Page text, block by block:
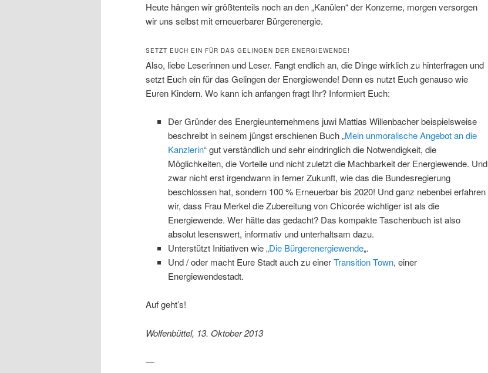
Heute hängen wir größtenteils noch an den „Kanülen“ der Konzerne, morgen versorgen
wir uns selbst mit erneuerbarer Bürgerenergie.
SETZT EUCH EIN FÜR DAS GELINGEN DER ENERGIEWENDE!
Also, liebe Leserinnen und Leser. Fangt endlich an, die Dinge wirklich zu hinterfragen und
setzt Euch ein für das Gelingen der Energiewende! Denn es nutzt Euch genauso wie
Euren Kindern. Wo kann ich anfangen fragt Ihr? Informiert Euch:
Der Gründer des Energieunternehmens juwi Mattias Willenbacher beispielsweise
beschreibt in seinem jüngst erschienen Buch „Mein unmoralische Angebot an die
Kanzlerin“ gut verständlich und sehr eindringlich die Notwendigkeit, die
Möglichkeiten, die Vorteile und nicht zuletzt die Machbarkeit der Energiewende. Und
zwar nicht erst irgendwann in ferner Zukunft, wie das die Bundesregierung
beschlossen hat, sondern 100 % Erneuerbar bis 2020! Und ganz nebenbei erfahren
wir, dass Frau Merkel die Zubereitung von Chicorée wichtiger ist als die
Energiewende. Wer hätte das gedacht? Das kompakte Taschenbuch ist also
absolut lesenswert, informativ und unterhaltsam dazu.
Unterstützt Initiativen wie „Die Bürgerenergiewende„.
Und / oder macht Eure Stadt auch zu einerTransition Town, einer
Energiewendestadt.
Auf geht’s!
Wolfenbüttel, 13. Oktober 2013
—